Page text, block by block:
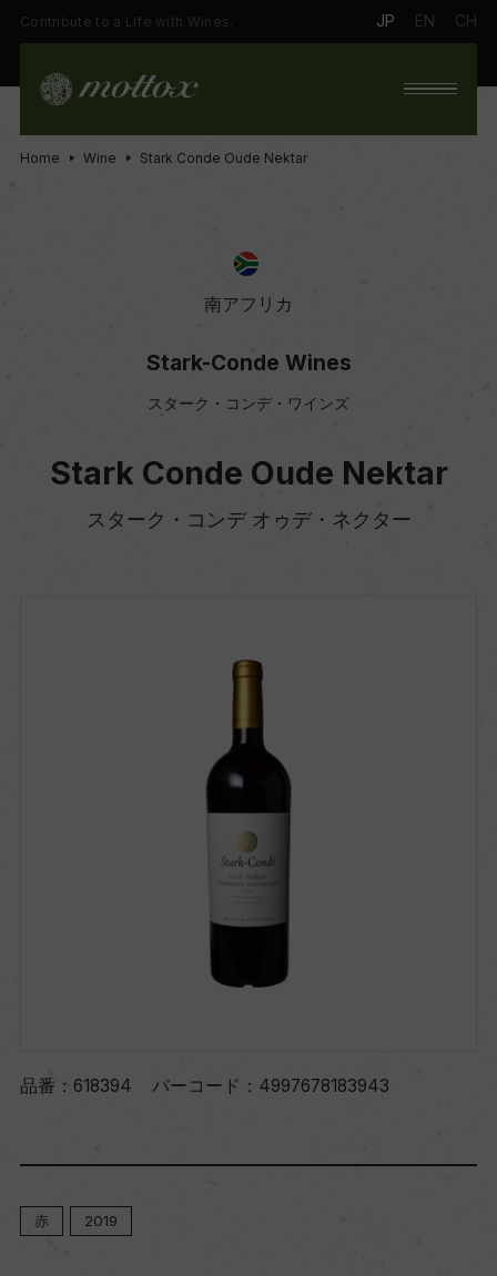
Contribute to a Life with Wines. JP EN CH
Home Wine Stark Conde Oude Nektar
南アフリカ
Stark-Conde Wines
スターク・コンデ・ワインズ
Stark Conde Oude Nektar
スターク・コンデ オゥデ・ネクター
品番： 618394 バーコード： 4997678183943
赤 2019